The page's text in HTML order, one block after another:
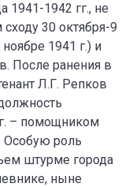
1941-1942 гг., не
30 октября-9
1941 г.) и
После ранения в
Л.Г. Репков
– помощником
Особую роль
штурме города
ныне